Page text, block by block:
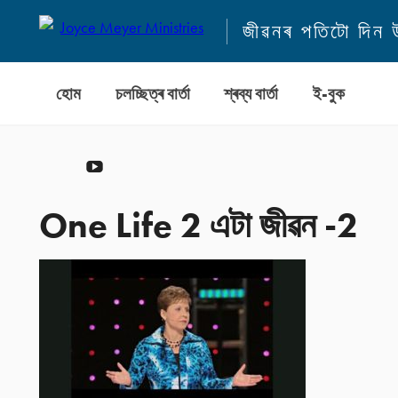
জীৱনৰ পতিটো
হোম চলচ্ছিত্ৰ বাৰ্তা শ্ৰব্য বাৰ্তা ই-বুক
One Life 2 এটা জীৱন -2